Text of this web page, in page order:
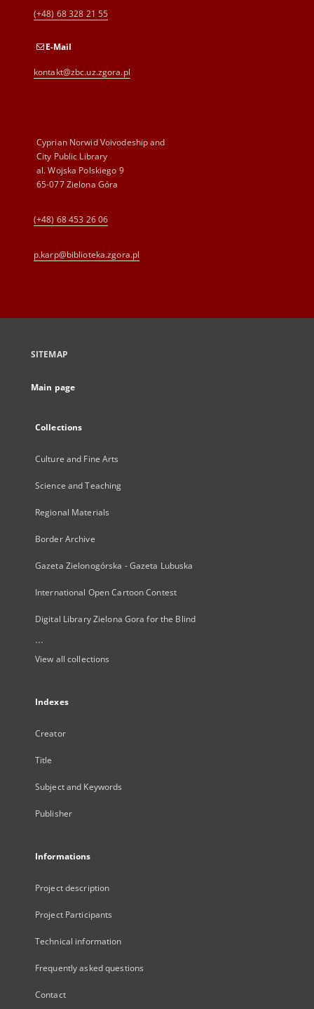
(+48) 68 328 21 55
E-Mail
kontakt@zbc.uz.zgora.pl
Cyprian Norwid Voivodeship and
City Public Library
al. Wojska Polskiego 9
65-077 Zielona Góra
(+48) 68 453 26 06
p.karp@biblioteka.zgora.pl
SITEMAP
Main page
Collections
Culture and Fine Arts
Science and Teaching
Regional Materials
Border Archive
Gazeta Zielonogórska - Gazeta Lubuska
International Open Cartoon Contest
Digital Library Zielona Gora for the Blind
...
View all collections
Indexes
Creator
Title
Subject and Keywords
Publisher
Informations
Project description
Project Participants
Technical information
Frequently asked questions
Contact